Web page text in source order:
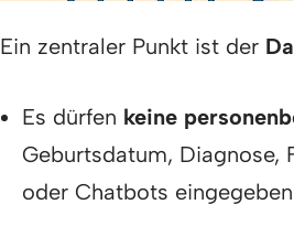
Ein zentraler Punkt ist der
Es dürfen keine
Geburtsdatum, Diagnose,
oder Chatbots